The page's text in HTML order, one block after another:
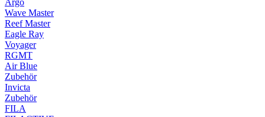
Argo
Wave Master
Reef Master
Eagle Ray
Voyager
RGMT
Air Blue
Zubehör
Invicta
Zubehör
FILA